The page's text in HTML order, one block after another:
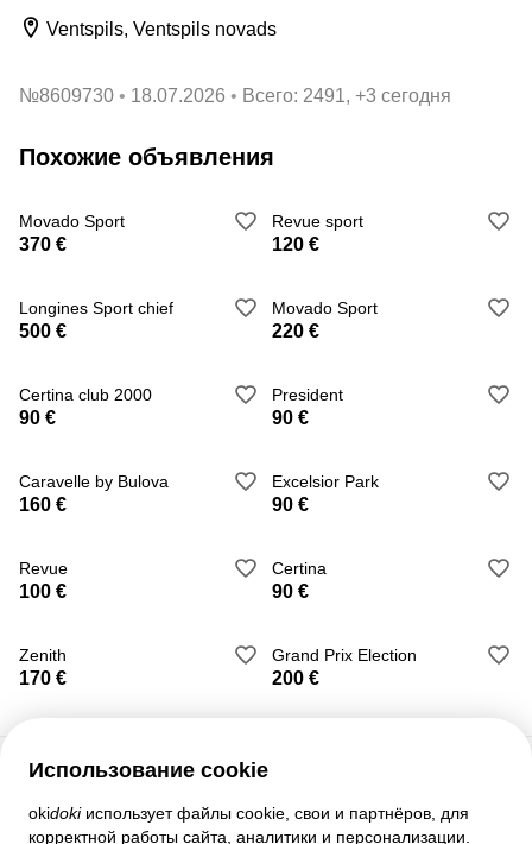
Pulkstenis iet un darbojas!
Ventspils, Ventspils novads
№8609730 18.07.2026 Всего: 2491, +3 сегодня
Похожие объявления
Movado Sport
370 €
Revue sport
120 €
Longines Sport chief
500 €
Movado Sport
220 €
Certina club 2000
90 €
President
90 €
Caravelle by Bulova
160 €
Excelsior Park
90 €
Revue
100 €
Certina
90 €
Zenith
170 €
Grand Prix Election
200 €
Использование cookie
okidokiиспользует файлы cookie, свои и партнёров, для
корректной работы сайта, аналитики и персонализации.
Служба поддержки
Помощь